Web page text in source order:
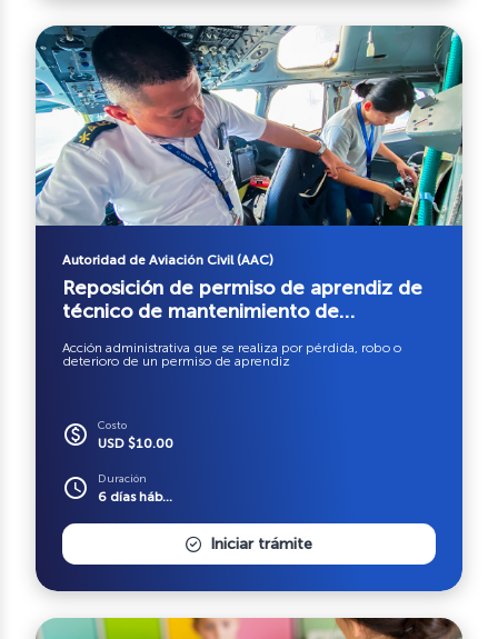
Autoridad de Aviación Civil (AAC)
Reposición de permiso de aprendiz de
técnico de mantenimiento de
Acción administrativa que se realiza por pérdida, robo o
deterioro de un permiso de aprendiz
paid Costo
USD $10.00
schedule Duración
6 días háb...
Iniciar trámite